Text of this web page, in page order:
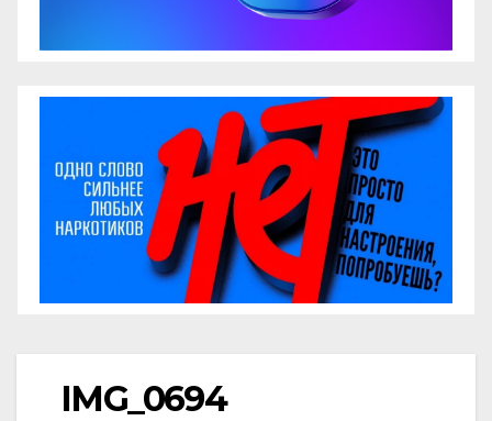
IMG_0694